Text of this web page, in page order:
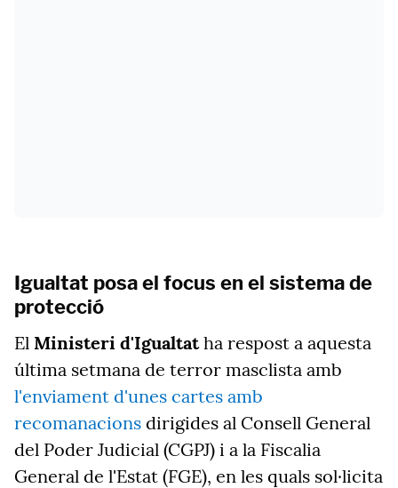
Igualtat posa el focus en el sistema de
protecció
El Ministeri d'Igualtatha respost a aquesta
última setmana de terror masclista amb
l'enviament d'unes cartes amb
recomanacions dirigides al Consell General
del Poder Judicial (CGPJ) i a la Fiscalia
General de l'Estat (FGE), en les quals sol·licita